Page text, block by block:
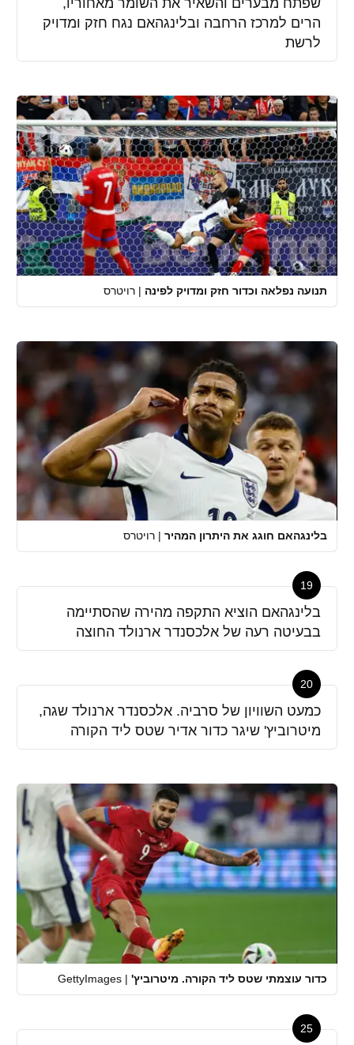
שפתח מבערים והשאיר את השומר מאחוריו,
הרים למרכז הרחבה ובלינגהאם נגח חזק ומדויק
לרשת
תנועה נפלאה וכדור חזק ומדויק לפינה | רויטרס
בלינגהאם חוגג את היתרון המהיר | רויטרס
19
בלינגהאם הוציא התקפה מהירה שהסתיימה
בבעיטה רעה של אלכסנדר ארנולד החוצה
20
כמעט השוויון של סרביה. אלכסנדר ארנולד שגה,
מיטרוביץ' שיגר כדור אדיר שטס ליד הקורה
כדור עוצמתי שטס ליד הקורה. מיטרוביץ' |
GettyImages
25